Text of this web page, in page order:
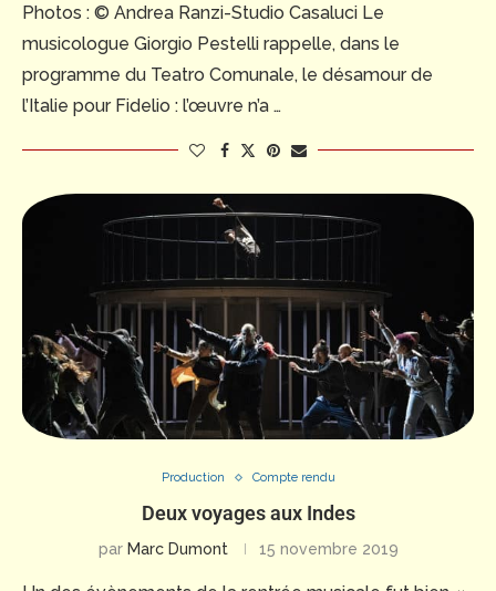
Photos : © Andrea Ranzi-Studio Casaluci Le
musicologue Giorgio Pestelli rappelle, dans le
programme du Teatro Comunale, le désamour de
l’Italie pour Fidelio : l’œuvre n’a …
Production Compte rendu
Deux voyages aux Indes
par Marc Dumont 15 novembre 2019